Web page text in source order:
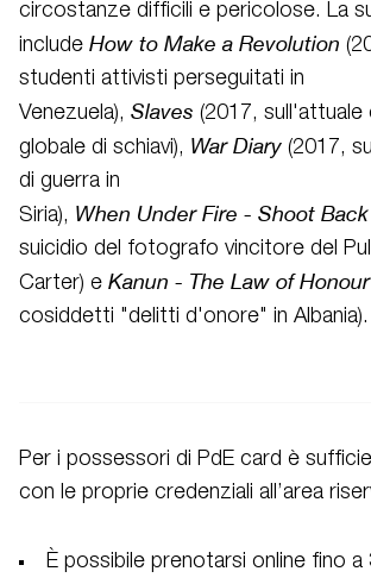
circostanze difficili e pericolose. La
include How to Make a Revolution
studenti attivisti perseguitati in
Venezuela), Slaves (2017,
globale di schiavi), War Diary (2017,
di guerra in
Siria), When Under Fire - Shoot Back
suicidio del fotografo vincitore del
Carter) e Kanun - The Law of Honour
cosiddetti "delitti d'onore" in Albania).
Per i possessori di PdE card è
con le proprie credenziali all’area
È possibile prenotarsi online fino a